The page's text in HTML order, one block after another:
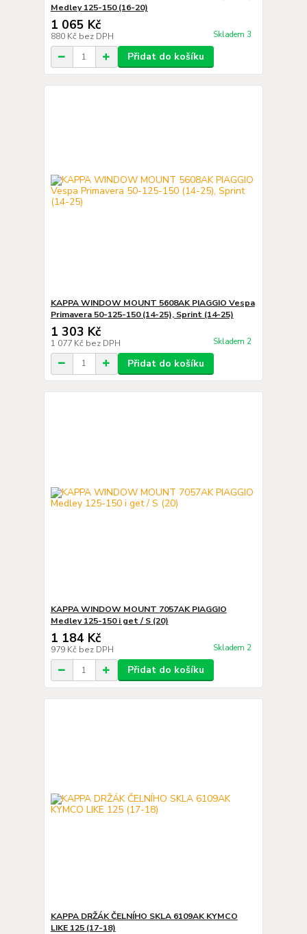
Medley 125-150 (16-20)
1 065 Kč
880 Kč bez DPH Skladem 3
Přidat do košíku
KAPPA WINDOW MOUNT 5608AK PIAGGIO Vespa
Primavera 50-125-150 (14-25), Sprint (14-25)
1 303 Kč
1 077 Kč bez DPH Skladem 2
Přidat do košíku
KAPPA WINDOW MOUNT 7057AK PIAGGIO
Medley 125-150 i get / S (20)
1 184 Kč
979 Kč bez DPH Skladem 2
Přidat do košíku
KAPPA DRŽÁK ČELNÍHO SKLA 6109AK KYMCO
LIKE 125 (17-18)